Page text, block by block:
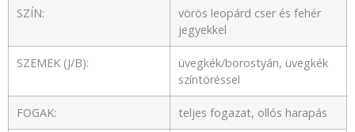
SZÍN:
vörös leopárd cser és fehér
jegyekkel
SZEMEK (J/B):
üvegkék/borostyán, üvegkék
színtöréssel
FOGAK: teljes fogazat, ollós harapás